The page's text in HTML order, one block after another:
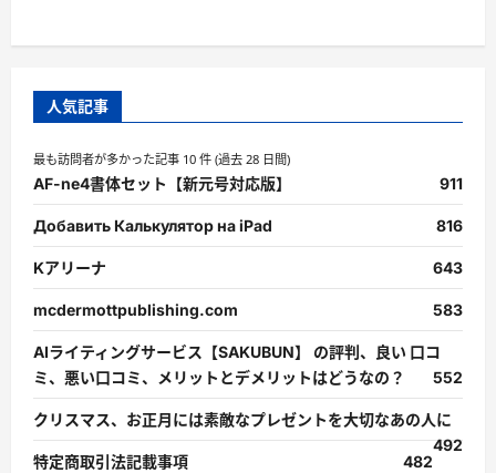
人気記事
最も訪問者が多かった記事 10 件 (過去 28 日間)
AF-ne4書体セット【新元号対応版】 911
Добавить Калькулятор на iPad 816
Kアリーナ 643
mcdermottpublishing.com 583
AIライティングサービス【SAKUBUN】 の評判、良い 口コ
ミ、悪い口コミ、メリットとデメリットはどうなの？
552
クリスマス、お正月には素敵なプレゼントを大切なあの人に
492
特定商取引法記載事項
482